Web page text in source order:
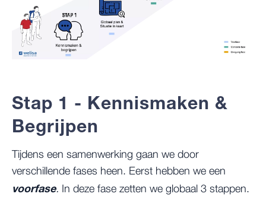
Stap 1 - Kennismaken &
Begrijpen
Tijdens een samenwerking gaan we door
verschillende fases heen. Eerst hebben we een
voorfase. In deze fase zetten we globaal 3 stappen.